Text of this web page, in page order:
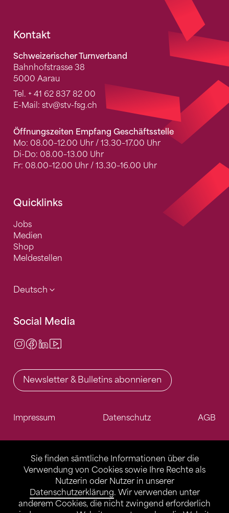
Sie finden sämtliche Informationen über die
Verwendung von Cookies sowie Ihre Rechte als
Nutzerin oder Nutzer in unserer
Datenschutzerklärung. Wir verwenden unter
anderem Cookies, die nicht zwingend erforderlich
Fusszeile
Kontakt
Schweizerischer Turnverband
Bahnhofstrasse 38
5000 Aarau
Tel. + 41 62 837 82 00
E-Mail: stv@stv-fsg.ch
Öffnungszeiten Empfang Geschäftsstelle
Mo: 08.00–12.00 Uhr / 13.30–17.00 Uhr
Di-Do: 08.00–13.00 Uhr
Fr: 08.00–12.00 Uhr / 13.30–16.00 Uhr
Quicklinks
Jobs
Medien
Shop
Meldestellen
Deutsch
Social Media
Instagram
Facebook
LinkedIn
Newsletter & Bulletins abonnieren
Impressum Datenschutz AGB